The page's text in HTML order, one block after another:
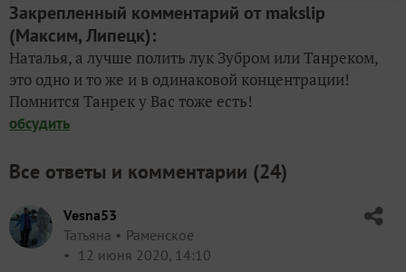
Закрепленный комментарий от makslip
(Максим, Липецк):
Наталья, а лучше полить лук Зубром или Танреком,
это одно и то же и в одинаковой концентрации!
Помнится Танрек у Вас тоже есть!
обсудить
Все ответы и комментарии (24)
Vesna53
Татьяна
Раменское
12 июня 2020, 14:10